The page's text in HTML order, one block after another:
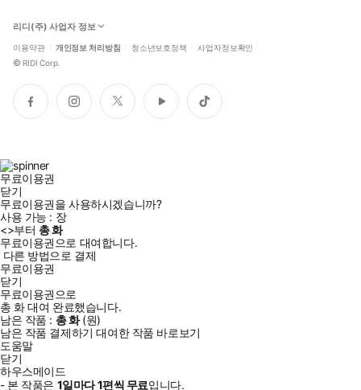
리디(주) 사업자 정보
이용약관 개인정보 처리방침 청소년보호정책 사업자정보확인
© RIDI Corp.
페
이
인
스
트
위
유
튜
틱
톡
무료이용권
닫기
무료이용권을 사용하시겠습니까?
사용 가능 : 장
<>부터 총화
무료이용권으로 대여합니다.
다른 방법으로 결제
무료이용권
닫기
무료이용권으로
총 화대여 완료했습니다.
남은 작품 : 총화(원)
남은 작품 결제하기 대여한 작품 바로보기
도움말
닫기
하우스메이드
- 본 작품은 1일마다1편씩 무료입니다.